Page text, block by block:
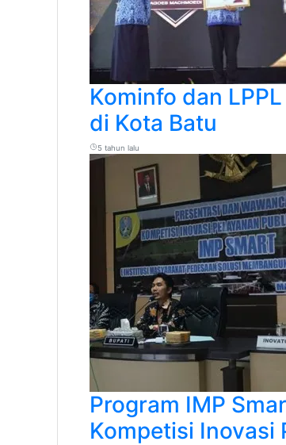
Kominfo dan
di Kota Batu
5 tahun lalu
Program IMP
Kompetisi Inovasi